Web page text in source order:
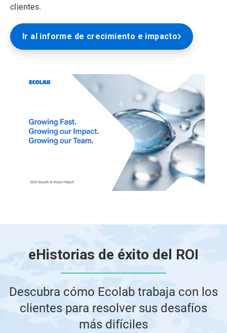
clientes.
Ir al informe de crecimiento e impacto
eHistorias de éxito del ROI
Descubra cómo Ecolab trabaja con los
clientes para resolver sus desafíos
más difíciles